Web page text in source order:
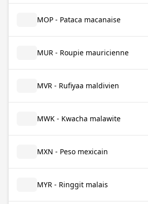
MOP - Pataca macanaise
MUR - Roupie mauricienne
MVR - Rufiyaa maldivien
MWK - Kwacha malawite
MXN - Peso mexicain
MYR - Ringgit malais